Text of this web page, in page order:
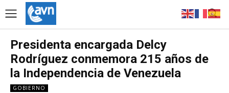
Presidenta encargada Delcy
Rodríguez conmemora 215 años de
la Independencia de Venezuela
GOBIERNO